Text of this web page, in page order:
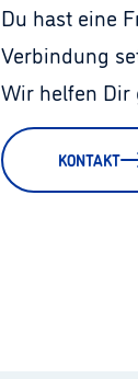
Du hast eine
Verbindung
Wir helfen Dir
KONTAKT